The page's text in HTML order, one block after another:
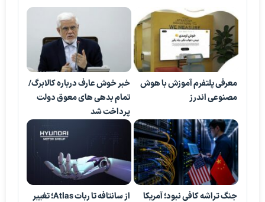
معرفی پلتفرم آموزش با هوش
مصنوعی اندرز
خبر خوش عارف درباره کالابرگ/
تمام بدهی های معوق دولت
پرداخت شد
جنگ تراشه کافی نبود؛ آمریکا از سانتافه تا ربات Atlas؛ تغییر